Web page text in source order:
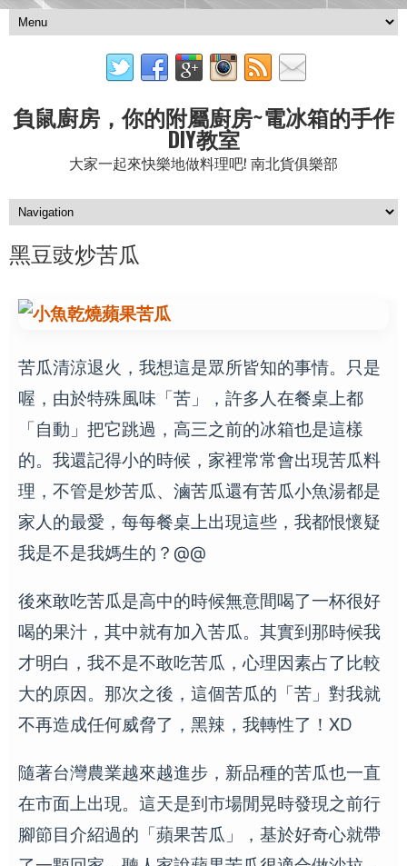
負鼠廚房，你的附屬廚房~電冰箱的手作
DIY教室
大家一起來快樂地做料理吧! 南北貨俱樂部
黑豆豉炒苦瓜
苦瓜清涼退火，我想這是眾所皆知的事情。只是
喔，由於特殊風味「苦」，許多人在餐桌上都
「自動」把它跳過，高三之前的冰箱也是這樣
的。我還記得小的時候，家裡常常會出現苦瓜料
理，不管是炒苦瓜、滷苦瓜還有苦瓜小魚湯都是
家人的最愛，每每餐桌上出現這些，我都恨懷疑
我是不是我媽生的？@@
後來敢吃苦瓜是高中的時候無意間喝了一杯很好
喝的果汁，其中就有加入苦瓜。其實到那時候我
才明白，我不是不敢吃苦瓜，心理因素占了比較
大的原因。那次之後，這個苦瓜的「苦」對我就
不再造成任何威脅了，黑辣，我轉性了！XD
隨著台灣農業越來越進步，新品種的苦瓜也一直
在市面上出現。這天是到市場閒晃時發現之前行
腳節目介紹過的「蘋果苦瓜」，基於好奇心就帶